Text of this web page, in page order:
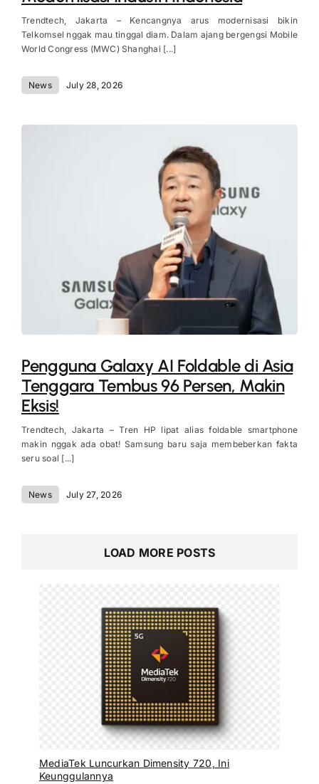
Trendtech, Jakarta – Kencangnya arus modernisasi bikin
Telkomsel nggak mau tinggal diam. Dalam ajang bergengsi Mobile
World Congress (MWC) Shanghai [...]
News July 28, 2026
Pengguna Galaxy AI Foldable di Asia
Tenggara Tembus 96 Persen, Makin
Eksis!
Trendtech, Jakarta – Tren HP lipat alias foldable smartphone
makin nggak ada obat! Samsung baru saja membeberkan fakta
seru soal [...]
News July 27, 2026
LOAD MORE POSTS
MediaTek Luncurkan Dimensity 720, Ini
Keunggulannya